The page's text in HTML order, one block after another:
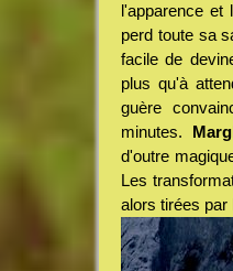
l'apparence et
perd toute sa
facile de
plus qu'à
guère
minutes.
d'outre
Les
alors tirées par